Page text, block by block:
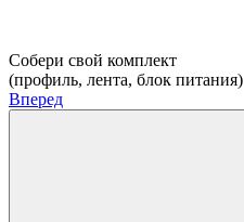
Собери свой комплект
(профиль, лента, блок питания)
Вперед